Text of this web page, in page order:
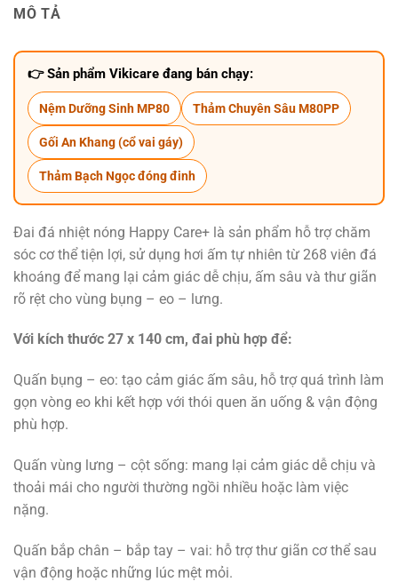
MÔ TẢ
👉 Sản phẩm Vikicare đang bán chạy:
Nệm Dưỡng Sinh MP80 Thảm Chuyên Sâu M80PP
Gối An Khang (cổ vai gáy)
Thảm Bạch Ngọc đóng đinh
Đai đá nhiệt nóng Happy Care+ là sản phẩm hỗ trợ chăm
sóc cơ thể tiện lợi, sử dụng hơi ấm tự nhiên từ 268 viên đá
khoáng để mang lại cảm giác dễ chịu, ấm sâu và thư giãn
rõ rệt cho vùng bụng – eo – lưng.
Với kích thước 27 x 140 cm, đai phù hợp để:
Quấn bụng – eo: tạo cảm giác ấm sâu, hỗ trợ quá trình làm
gọn vòng eo khi kết hợp với thói quen ăn uống & vận động
phù hợp.
Quấn vùng lưng – cột sống: mang lại cảm giác dễ chịu và
thoải mái cho người thường ngồi nhiều hoặc làm việc
nặng.
Quấn bắp chân – bắp tay – vai: hỗ trợ thư giãn cơ thể sau
vận động hoặc những lúc mệt mỏi.